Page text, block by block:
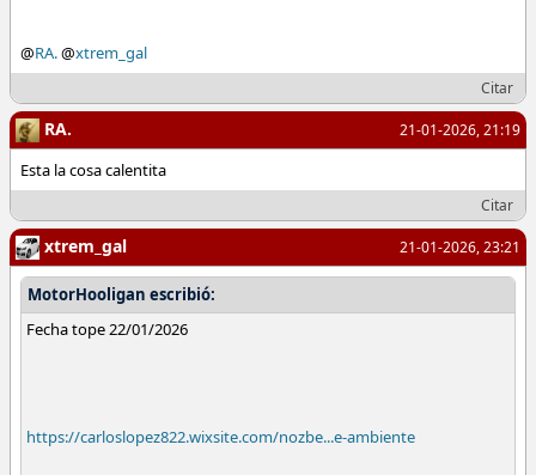
@RA.@xtrem_gal
Citar
21-01-2026, 21:19
RA.
Esta la cosa calentita
Citar
21-01-2026, 23:21
xtrem_gal
MotorHooligan escribió:
Fecha tope 22/01/2026
https://carloslopez822.wixsite.com/nozbe...e-ambiente